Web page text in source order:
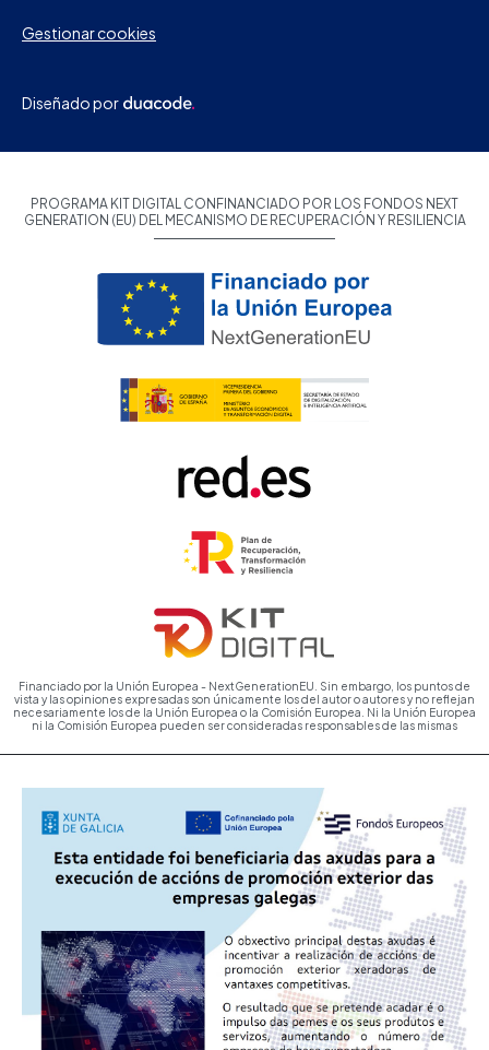
Gestionar cookies
Diseñado por
PROGRAMA KIT DIGITAL CONFINANCIADO POR LOS FONDOS NEXT
GENERATION (EU) DEL MECANISMO DE RECUPERACIÓN Y RESILIENCIA
Financiado por la Unión Europea - NextGenerationEU. Sin embargo, los puntos de
vista y las opiniones expresadas son únicamente los del autor o autores y no reflejan
necesariamente los de la Unión Europea o la Comisión Europea. Ni la Unión Europea
ni la Comisión Europea pueden ser consideradas responsables de las mismas